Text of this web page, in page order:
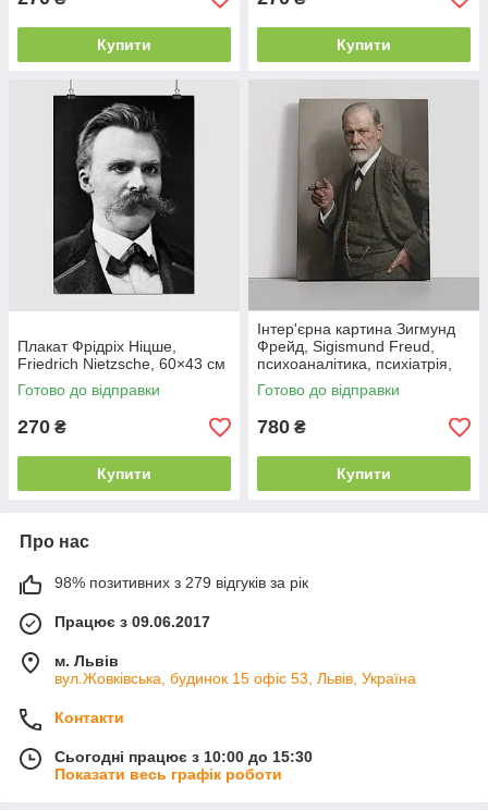
Купити Купити
Плакат Фрідріх Ніцше,
Friedrich Nietzsche, 60×43 см
Готово до відправки
270 ₴
Купити
Інтер'єрна картина Зигмунд
Фрейд, Sigismund Freud,
психоаналітика, психіатрія,
60×43 см
Готово до відправки
780 ₴
Купити
Про нас
98% позитивних з 279 відгуків за рік
Працює з 09.06.2017
м. Львів
вул.Жовківська, будинок 15 офіс 53, Львів, Україна
Контакти
Сьогодні працює з 10:00 до 15:30
Показати весь графік роботи